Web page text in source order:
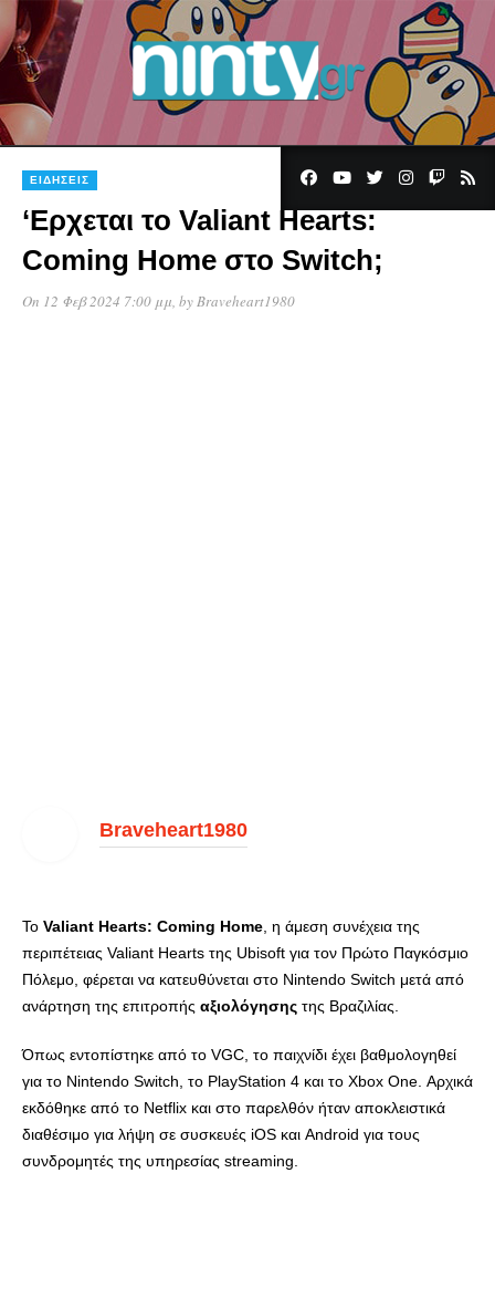
ΕΙΔΉΣΕΙΣ
‘Ερχεται το Valiant Hearts:
Coming Home στο Switch;
On 12 Φεβ 2024 7:00 μμ , by Braveheart1980
Braveheart1980
To Valiant Hearts: Coming Home , η άμεση συνέχεια της
περιπέτειας Valiant Hearts της Ubisoft για τον Πρώτο Παγκόσμιο
Πόλεμο, φέρεται να κατευθύνεται στο Nintendo Switch μετά από
ανάρτηση της επιτροπής αξιολόγησης της Βραζιλίας.
Όπως εντοπίστηκε από το VGC, το παιχνίδι έχει βαθμολογηθεί
για το Nintendo Switch, το PlayStation 4 και το Xbox One. Αρχικά
εκδόθηκε από το Netflix και στο παρελθόν ήταν αποκλειστικά
διαθέσιμο για λήψη σε συσκευές iOS και Android για τους
συνδρομητές της υπηρεσίας streaming.